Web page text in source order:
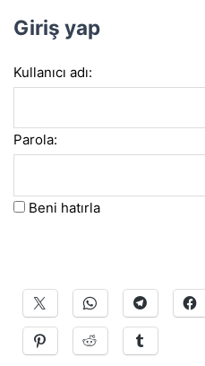
Giriş yap
Kullanıcı adı:
Parola:
Beni hatırla